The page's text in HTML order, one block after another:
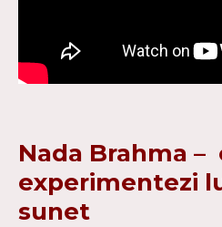
Nada Brahma –
experimentezi
sunet